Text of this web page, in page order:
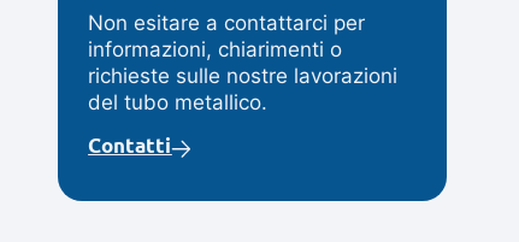
Non esitare a contattarci per
informazioni, chiarimenti o
richieste sulle nostre lavorazioni
del tubo metallico.
Contatti